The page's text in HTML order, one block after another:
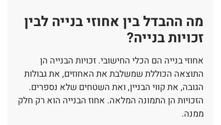
מה ההבדל בין אחוזי בנייה לבין
זכויות בנייה?
אחוזי בנייה הם הכלי החישובי. זכויות הבנייה הן
התוצאה הכוללת שמשלבת את האחוזים, את גבולות
הגובה, את קווי הבניין, ואת השטחים שלא נספרים.
הזכויות הן התמונה המלאה. אחוז הבנייה הוא רק חלק
ממנה.